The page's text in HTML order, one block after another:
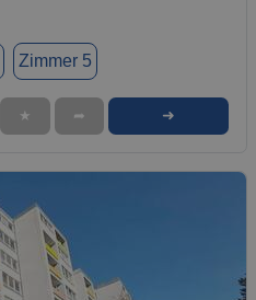
Zimmer 5
★ ➦ ➜